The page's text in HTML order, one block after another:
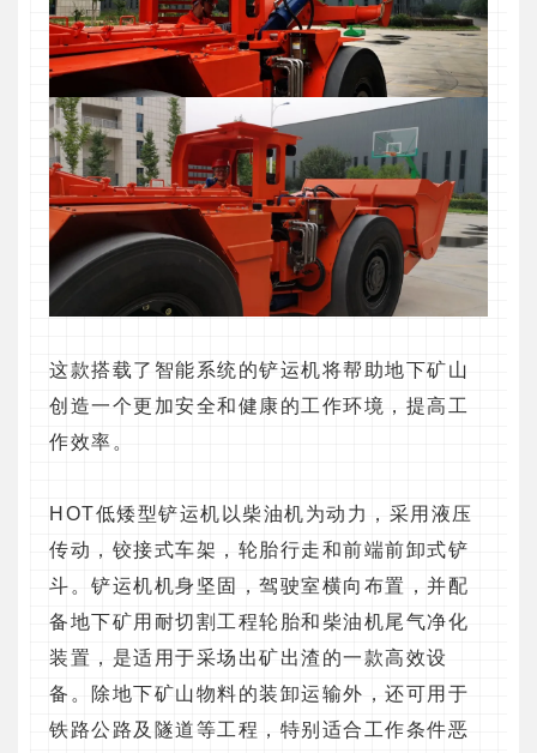
这款搭载了智能系统的铲运机将帮助地下矿山
创造一个更加安全和健康的工作环境，提高工
作效率。
HOT低矮型铲运机以柴油机为动力，采用液压
传动，铰接式车架，轮胎行走和前端前卸式铲
斗。铲运机机身坚固，驾驶室横向布置，并配
备地下矿用耐切割工程轮胎和柴油机尾气净化
装置，是适用于采场出矿出渣的一款高效设
备。除地下矿山物料的装卸运输外，还可用于
铁路公路及隧道等工程，特别适合工作条件恶